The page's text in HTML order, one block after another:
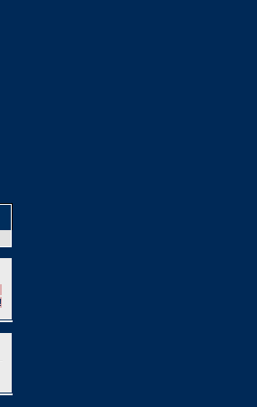
форуме проводятся фотоконкурсы!!!